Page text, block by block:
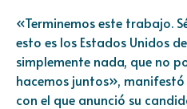
«Terminemos este trabajo.
esto es los Estados Unidos
simplemente nada, que no
hacemos juntos», manifestó
con el que anunció su